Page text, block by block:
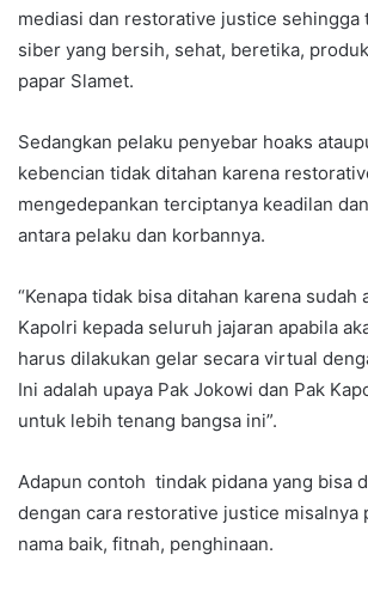
mediasi dan restorative justice sehingga
siber yang bersih, sehat, beretika,
papar Slamet.
Sedangkan pelaku penyebar hoaks
kebencian tidak ditahan karena
mengedepankan terciptanya keadilan
antara pelaku dan korbannya.
“Kenapa tidak bisa ditahan karena sudah
Kapolri kepada seluruh jajaran apabila
harus dilakukan gelar secara virtual
Ini adalah upaya Pak Jokowi dan Pak
untuk lebih tenang bangsa ini”.
Adapun contoh tindak pidana yang bisa
dengan cara restorative justice misalnya
nama baik, fitnah, penghinaan.